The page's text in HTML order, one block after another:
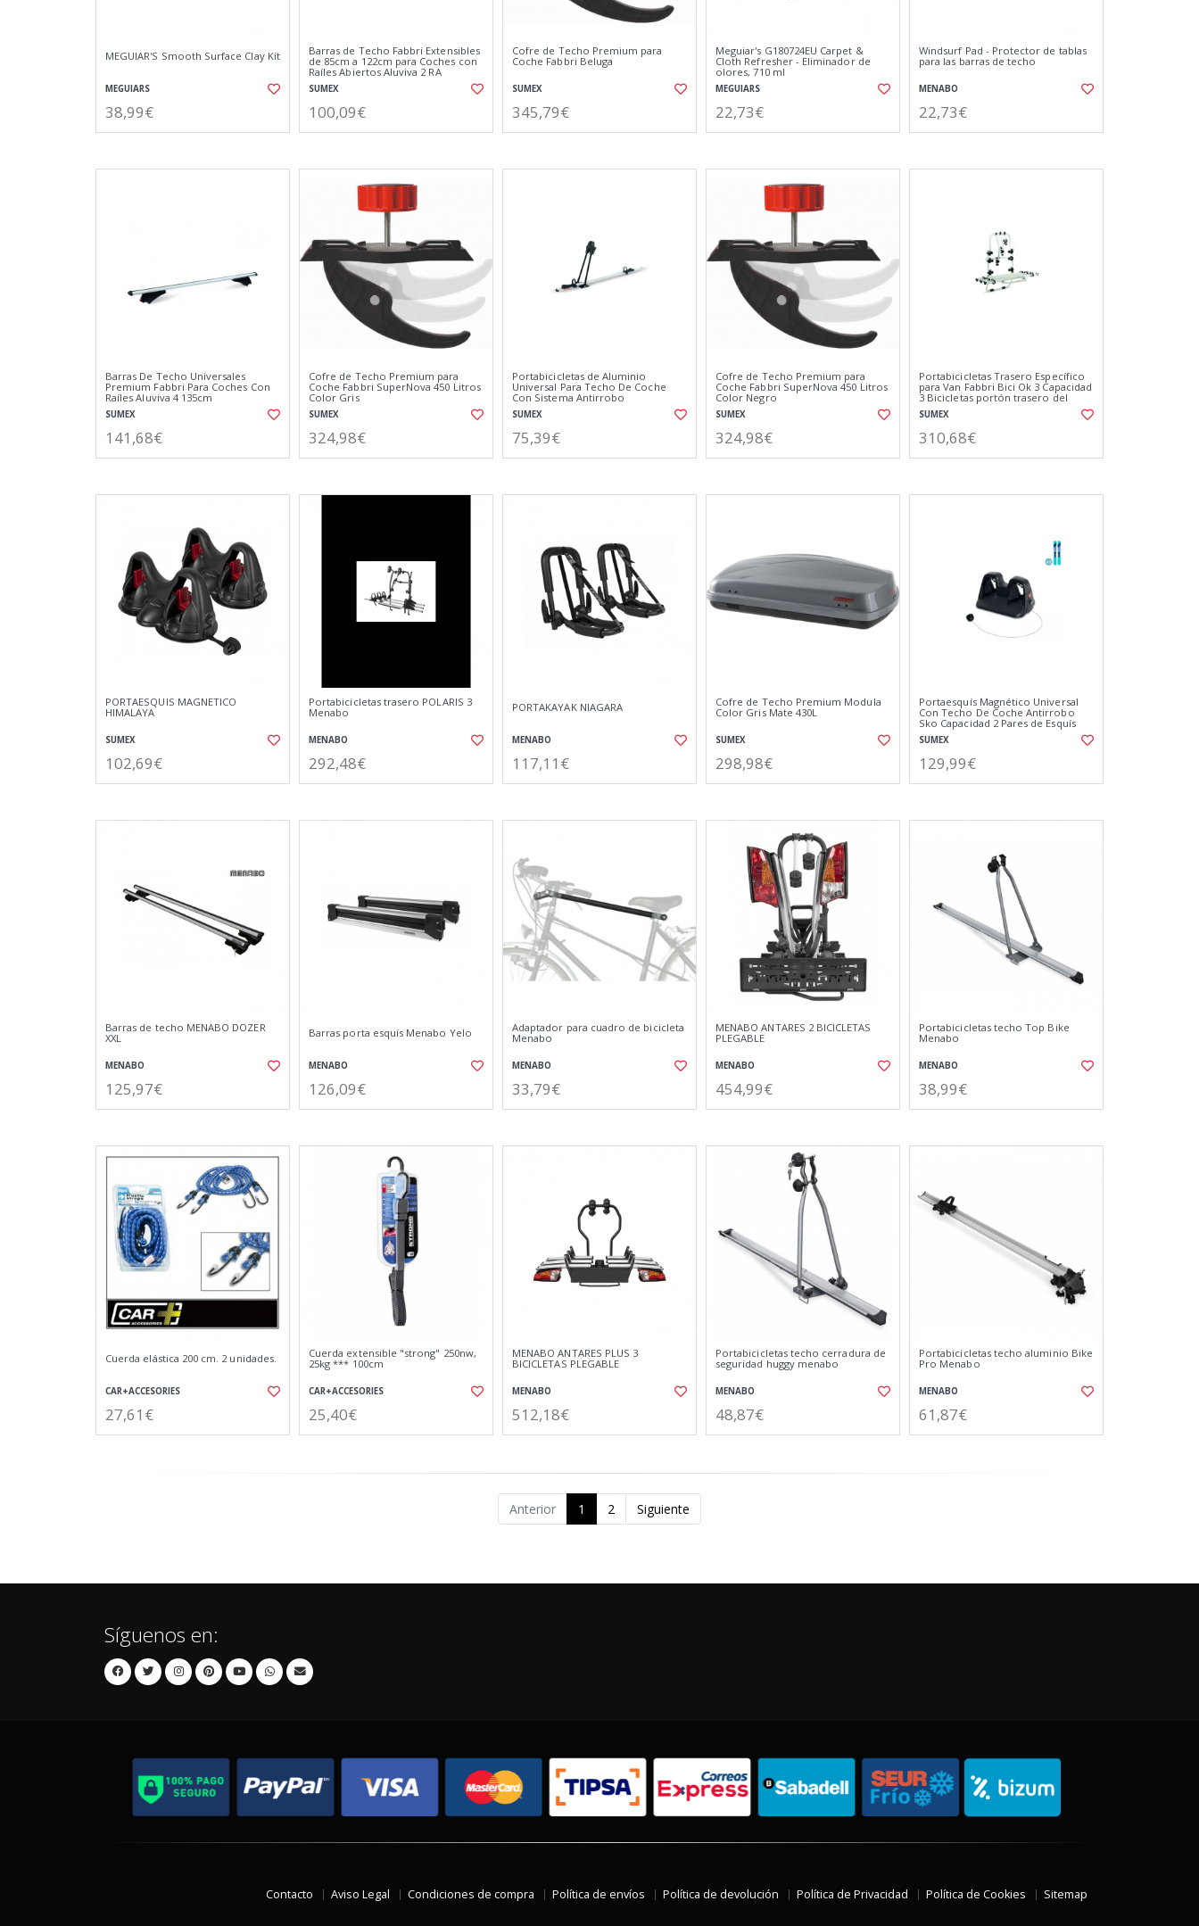
MEGUIAR'S Smooth Surface Clay Kit
MEGUIARS
38,99€
Barras de Techo Fabbri Extensibles
de 85cm a 122cm para Coches con
Raíles Abiertos Aluviva 2 RA
SUMEX
100,09€
Cofre de Techo Premium para
Coche Fabbri Beluga
SUMEX
345,79€
Meguiar's G180724EU Carpet &
Cloth Refresher - Eliminador de
olores, 710 ml
MEGUIARS
22,73€
Windsurf Pad - Protector de tablas
para las barras de techo
MENABO
22,73€
Barras De Techo Universales
Premium Fabbri Para Coches Con
Raíles Aluviva 4 135cm
SUMEX
141,68€
Cofre de Techo Premium para
Coche Fabbri SuperNova 450 Litros
Color Gris
SUMEX
324,98€
Portabicicletas de Aluminio
Universal Para Techo De Coche
Con Sistema Antirrobo
SUMEX
75,39€
Cofre de Techo Premium para
Coche Fabbri SuperNova 450 Litros
Color Negro
SUMEX
324,98€
Portabicicletas Trasero Específico
para Van Fabbri Bici Ok 3 Capacidad
3 Bicicletas portón trasero del
coche
SUMEX
310,68€
PORTAESQUIS MAGNETICO
HIMALAYA
SUMEX
102,69€
Portabicicletas trasero POLARIS 3
Menabo
MENABO
292,48€
PORTAKAYAK NIAGARA
MENABO
117,11€
Cofre de Techo Premium Modula
Color Gris Mate 430L
SUMEX
298,98€
Portaesquís Magnético Universal
Con Techo De Coche Antirrobo
Sko Capacidad 2 Pares de Esquís
SUMEX
129,99€
Barras de techo MENABO DOZER
XXL
MENABO
125,97€
Barras porta esquís Menabo Yelo
MENABO
126,09€
Adaptador para cuadro de bicicleta
Menabo
MENABO
33,79€
MENABO ANTARES 2 BICICLETAS
PLEGABLE
MENABO
454,99€
Portabicicletas techo Top Bike
Menabo
MENABO
38,99€
Cuerda elástica 200 cm. 2 unidades.
CAR+ACCESORIES
27,61€
Cuerda extensible "strong" 250nw,
25kg *** 100cm
CAR+ACCESORIES
25,40€
MENABO ANTARES PLUS 3
BICICLETAS PLEGABLE
MENABO
512,18€
Portabicicletas techo cerradura de
seguridad huggy menabo
MENABO
48,87€
Portabicicletas techo aluminio Bike
Pro Menabo
MENABO
61,87€
Anterior 1 2 Siguiente
Síguenos en:
Contacto Aviso Legal Condiciones de compra Política de envíos Política de devolución Política de Privacidad Política de Cookies Sitemap